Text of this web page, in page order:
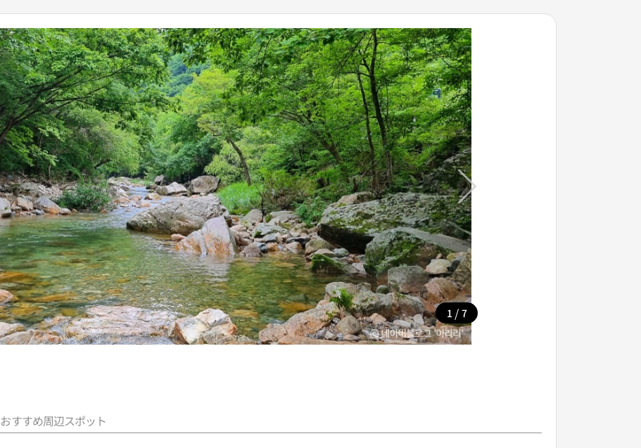
1 / 7
おすすめ周辺スポット